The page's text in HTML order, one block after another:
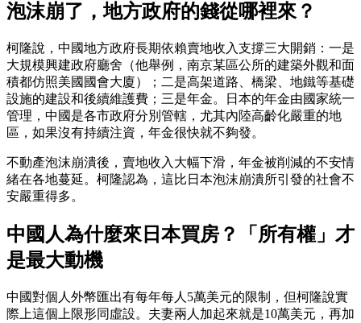
泡沫崩了，地方政府的錢從哪裡來？
柯隆說，中國地方政府長期依賴賣地收入支撐三大開銷：一是
大規模興建政府廳舍（他舉例，南京某區公所的建築外觀和面
積都仿照美國國會大廈）；二是高架道路、橋梁、地鐵等基礎
設施的建設和後續維護費；三是年金。日本的年金由國家統一
管理，中國是各市政府分別管轄，尤其內陸高齡化嚴重的地
區，如果沒有持續注資，年金很快就不夠發。
不動產泡沫崩潰後，賣地收入大幅下滑，年金被削減的不安情
緒在各地蔓延。柯隆認為，這比日本泡沫崩潰所引發的社會不
安嚴重得多。
中國人為什麼來日本買房？「所有權」才
是最大動機
中國對個人外幣匯出有每年每人5萬美元的限制，但柯隆說實
際上這個上限形同虛設。夫妻兩人加起來就是10萬美元，再加